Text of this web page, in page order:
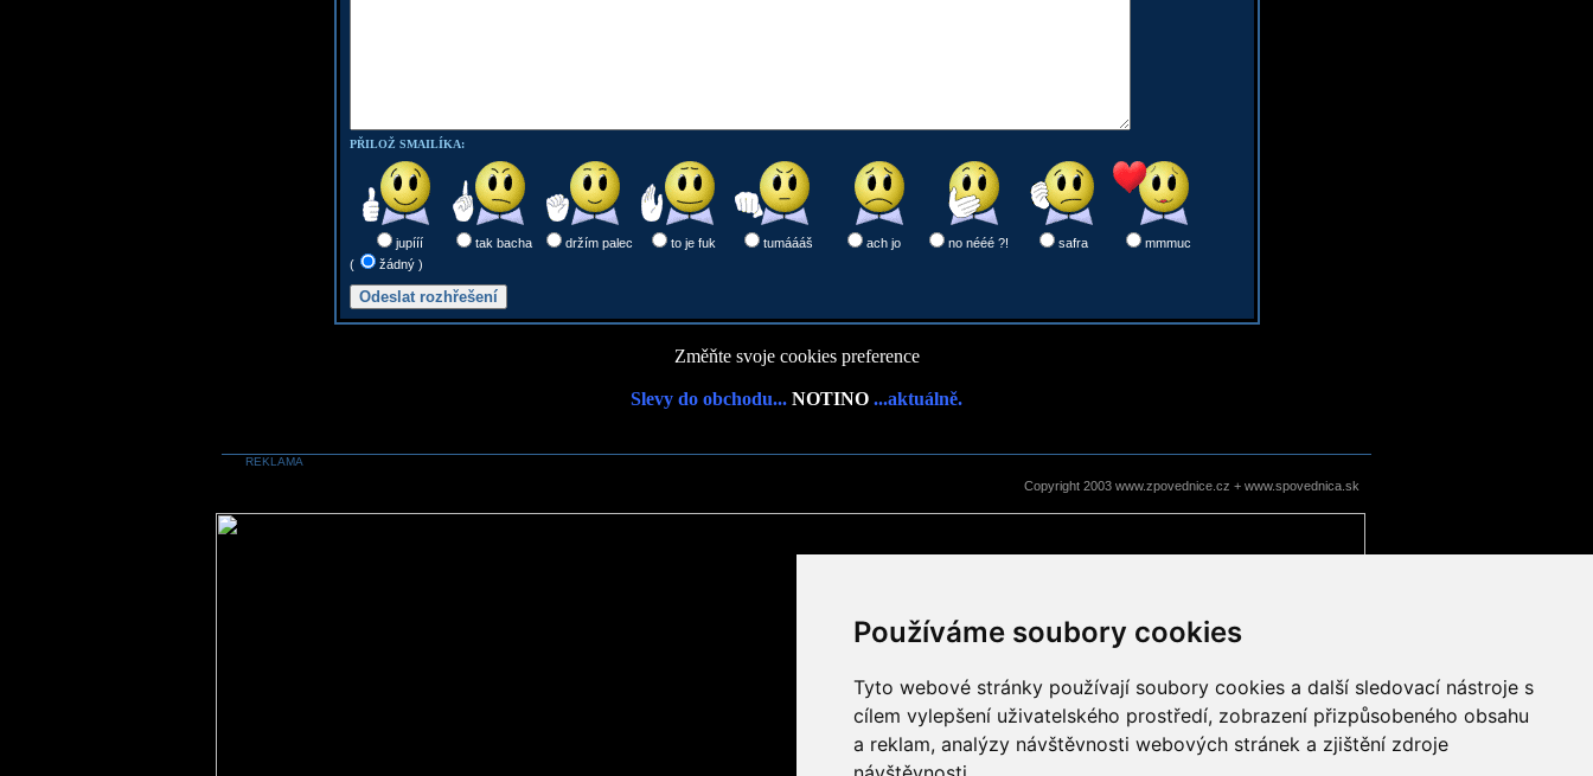
Používáme soubory cookies
Tyto webové stránky používají soubory cookies a další sledovací nástroje s
cílem vylepšení uživatelského prostředí, zobrazení přizpůsobeného obsahu
a reklam, analýzy návštěvnosti webových stránek a zjištění zdroje
PŘILOŽ SMAILÍKA:
jupííí tak bacha držím palec to je fuk tumáááš ach jo no nééé ?! safra
mmmuc
(
žádný )
Změňte svoje cookies preference
Slevy do obchodu... NOTINO ...aktuálně.
REKLAMA
Copyright 2003 www.zpovednice.cz + www.spovednica.sk